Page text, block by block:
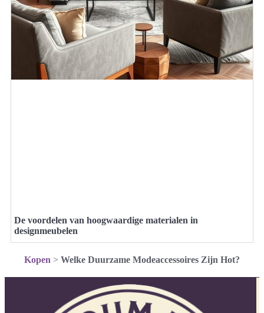
De voordelen van hoogwaardige materialen in
designmeubelen
Kopen > Welke Duurzame Modeaccessoires Zijn Hot?